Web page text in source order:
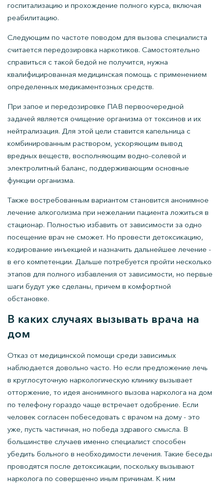
госпитализацию и прохождение полного курса, включая
реабилитацию.
Следующим по частоте поводом для вызова специалиста
считается передозировка наркотиков. Самостоятельно
справиться с такой бедой не получится, нужна
квалифицированная медицинская помощь с применением
определенных медикаментозных средств.
При запое и передозировке ПАВ первоочередной
задачей является очищение организма от токсинов и их
нейтрализация. Для этой цели ставится капельница с
комбинированным раствором, ускоряющим вывод
вредных веществ, восполняющим водно-солевой и
электролитный баланс, поддерживающим основные
функции организма.
Также востребованным вариантом становится анонимное
лечение алкоголизма при нежелании пациента ложиться в
стационар. Полностью избавить от зависимости за одно
посещение врач не сможет. Но провести детоксикацию,
кодирование инъекцией и назначить дальнейшее лечение -
в его компетенции. Дальше потребуется пройти несколько
этапов для полного избавления от зависимости, но первые
шаги будут уже сделаны, причем в комфортной
обстановке.
В каких случаях вызывать врача на
дом
Отказ от медицинской помощи среди зависимых
наблюдается довольно часто. Но если предложение лечь
в круглосуточную наркологическую клинику вызывает
отторжение, то идея анонимного вызова нарколога на дом
по телефону гораздо чаще встречает одобрение. Если
человек согласен побеседовать с врачом на дому - это
уже, пусть частичная, но победа здравого смысла. В
большинстве случаев именно специалист способен
убедить больного в необходимости лечения. Такие беседы
проводятся после детоксикации, поскольку вызывают
нарколога по совершенно иным причинам. К ним